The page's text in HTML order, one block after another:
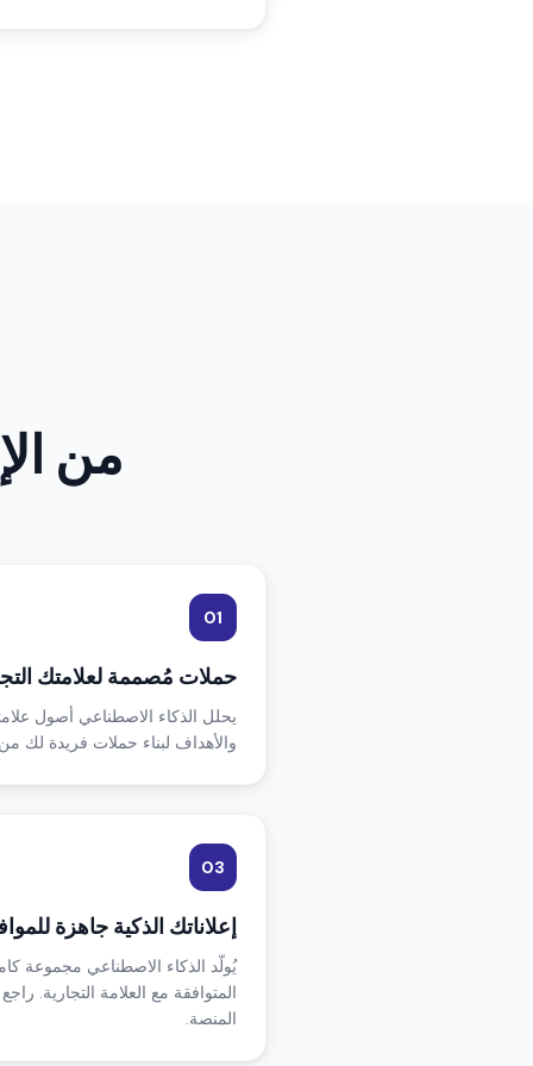
من
01
حملات مُصممة لعلامتك
يحلل الذكاء الاصطناعي أصول
والأهداف لبناء حملات فريدة لك من
03
إعلاناتك الذكية جاهزة
يُولّد الذكاء الاصطناعي مجموعة
المتوافقة مع العلامة التجارية.
المنصة.